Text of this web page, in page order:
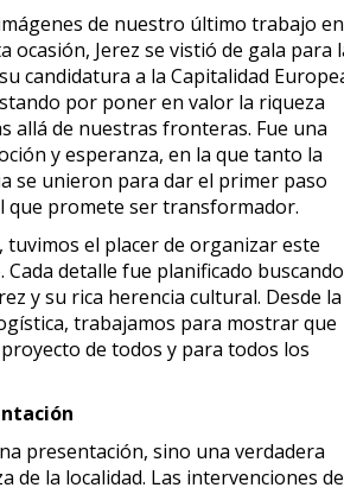
de nuestro último trabajo en
ocasión, Jerez se vistió de gala para
candidatura a la Capitalidad
por poner en valor la riqueza
allá de nuestras fronteras. Fue una
y esperanza, en la que tanto la
se unieron para dar el primer paso
promete ser transformador.
tuvimos el placer de organizar este
detalle fue planificado buscando
y su rica herencia cultural. Desde la
trabajamos para mostrar que
de todos y para todos los
presentación, sino una verdadera
de la localidad. Las intervenciones de